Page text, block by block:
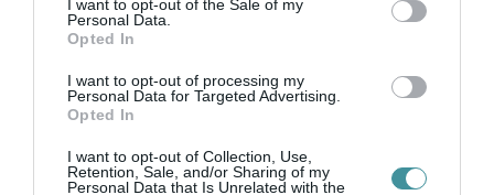
I want to opt-out of the Sale of my
Personal Data.
Opted In
I want to opt-out of processing my
Personal Data for Targeted Advertising.
Opted In
I want to opt-out of Collection, Use,
Retention, Sale, and/or Sharing of my
Personal Data that Is Unrelated with the
pontosan a panorámaliftre 600 millió forintot,
ám azt is furcsának találta, hogy kizárólag az
ellenzéki vezetésű önkormányzatok
panaszkodnak az adóelvonásokra és a
pénzügyi problémákra, a fideszes települések